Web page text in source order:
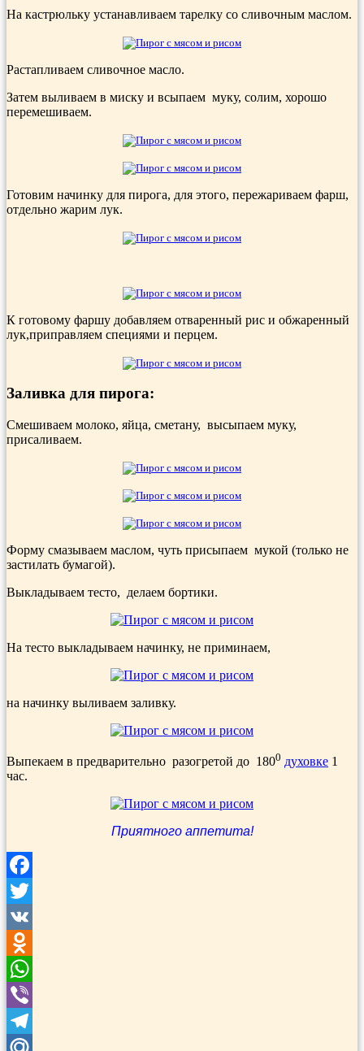
На кастрюльку устанавливаем тарелку со сливочным маслом.
Растапливаем сливочное масло.
Затем выливаем в миску и всыпаем муку, солим, хорошо
перемешиваем.
Готовим начинку для пирога, для этого, пережариваем фарш,
отдельно жарим лук.
К готовому фаршу добавляем отваренный рис и обжаренный
лук,приправляем специями и перцем.
Заливка для пирога:
Смешиваем молоко, яйца, сметану, высыпаем муку,
присаливаем.
Форму смазываем маслом, чуть присыпаем мукой (только не
застилать бумагой).
Выкладываем тесто, делаем бортики.
На тесто выкладываем начинку, не приминаем,
на начинку выливаем заливку.
Выпекаем в предварительно разогретой до 1800 духовке 1
час.
Приятного аппетита!
Facebook
Twitter
VK
Odnoklassniki
WhatsApp
Viber
Telegram